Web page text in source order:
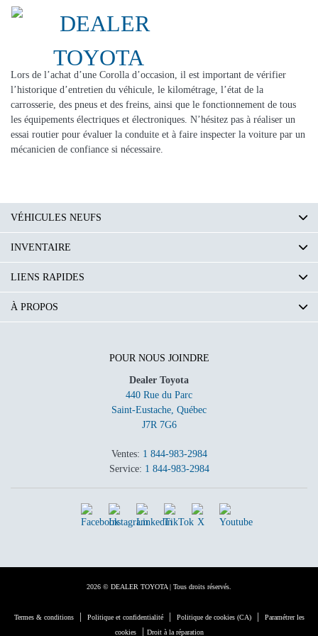
Lors de l’achat d’une Corolla d’occasion, il est important de vérifier
l’historique d’entretien du véhicule, le kilométrage, l’état de la
carrosserie, des pneus et des freins, ainsi que le fonctionnement de tous
les équipements électriques et électroniques. N’hésitez pas à réaliser un
essai routier pour évaluer la conduite et à faire inspecter la voiture par un
mécanicien de confiance si nécessaire.
POUR NOUS JOINDRE
Dealer Toyota
440 Rue du Parc
Saint-Eustache, Québec
J7R 7G6
Ventes: 1 844-983-2984
Service: 1 844-983-2984
VÉHICULES NEUFS
INVENTAIRE
LIENS RAPIDES
À PROPOS
2026 © DEALER TOYOTA | Tous droits réservés.
Termes & conditions| Politique et confidentialité| Politique de cookies (CA)|
Paramétrer les
cookies| Droit à la réparation